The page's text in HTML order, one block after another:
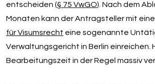
entscheiden (§ 75 VwGO). Nach dem
Monaten kann der Antragsteller mit
für Visumsrecht eine sogenannte
Verwaltungsgericht in Berlin einreichen.
Bearbeitungszeit in der Regel massiv